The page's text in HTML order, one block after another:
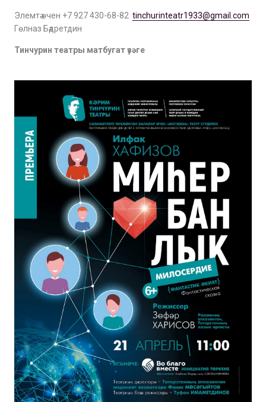
Элемтә өчен +7 927 430-68-82 tinchurinteatr1933@gmail.com
Гөлназ Бәдретдин
Тинчурин театры матбугат үзәге